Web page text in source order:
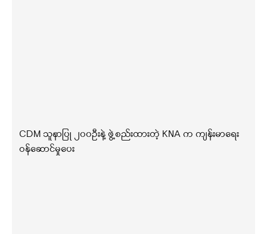
CDM သူနာပြု ၂၀၀ဦးနဲ့ ဖွဲ့စည်းထားတဲ့ KNA က ကျန်းမာရေး
ဝန်ဆောင်မှုပေး